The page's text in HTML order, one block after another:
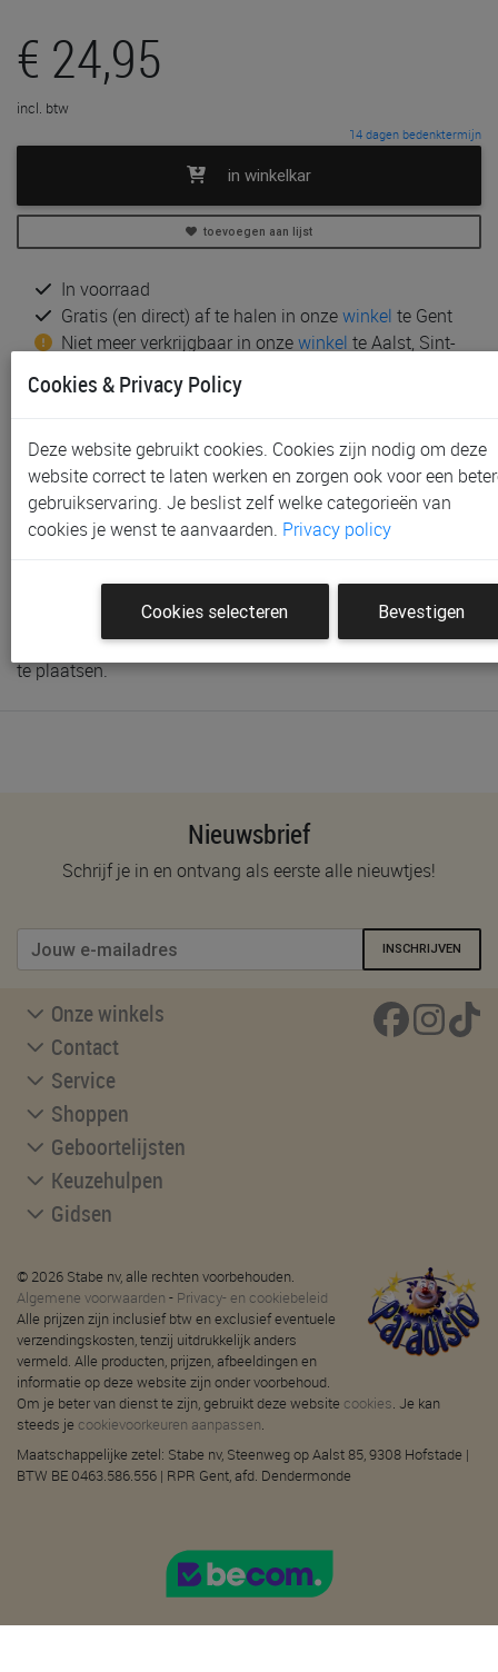
€ 24,95
incl. btw
14 dagen bedenktermijn
in winkelkar
toevoegen aan lijst
In voorraad
Gratis (en direct) af te halen in onzewinkel te Gent
Niet meer verkrijgbaar in onzewinkel te Aalst, Sint-
Niklaas en Waregem
Gratis verzending vanaf € 80 *
Productinformatie & specificaties
Voorraad bij Paradisio
Klantenbeoordelingen
Schrijf de eerste beoordeling
Meld je aan met je Paradisio account om een beoordeling
te plaatsen.
Nieuwsbrief
Schrijf je in en ontvang als eerste alle nieuwtjes!
INSCHRIJVEN
Onze winkels
Contact
Service
Shoppen
Geboortelijsten
Keuzehulpen
Gidsen
© 2026 Stabe nv, alle rechten voorbehouden.
Algemene voorwaarden - Privacy- en cookiebeleid
Alle prijzen zijn inclusief btw en exclusief eventuele
verzendingskosten, tenzij uitdrukkelijk anders
vermeld. Alle producten, prijzen, afbeeldingen en
informatie op deze website zijn onder voorbehoud.
Om je beter van dienst te zijn, gebruikt deze website cookies. Je kan
steeds je cookievoorkeuren aanpassen.
Maatschappelijke zetel: Stabe nv, Steenweg op Aalst 85, 9308 Hofstade |
BTW BE 0463.586.556 | RPR Gent, afd. Dendermonde
Cookies & Privacy Policy
Deze website gebruikt cookies. Cookies zijn nodig om deze
website correct te laten werken en zorgen ook voor een
gebruikservaring. Je beslist zelf welke categorieën van
cookies je wenst te aanvaarden. Privacy policy
Cookies selecteren Bevestigen